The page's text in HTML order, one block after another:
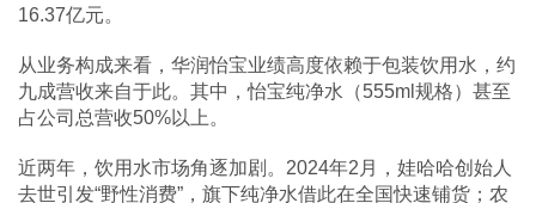
16.37亿元。
从业务构成来看，华润怡宝业绩高度依赖于包装饮用水，约
九成营收来自于此。其中，怡宝纯净水（555ml规格）甚至
占公司总营收50%以上。
近两年，饮用水市场角逐加剧。2024年2月，娃哈哈创始人
去世引发“野性消费”，旗下纯净水借此在全国快速铺货；农